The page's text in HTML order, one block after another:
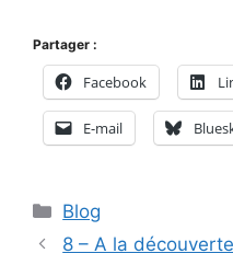
Partager :
Facebook
E-mail
Catégories
Blog
8 – A la